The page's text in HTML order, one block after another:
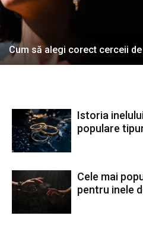
Cum să alegi corect cerceii
Istoria
populare
Cele mai
pentru inele